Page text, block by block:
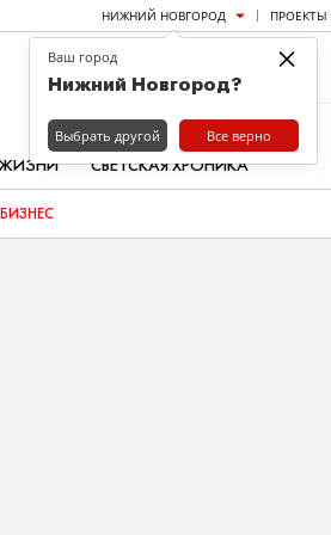
НИЖНИЙ НОВГОРОД ПРОЕКТЫ
СВЕТСКАЯ ХРОНИКА
БИЗНЕС
×
Ваш город
Нижний Новгород?
Выбрать другой Все верно